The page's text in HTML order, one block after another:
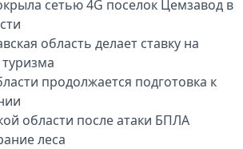
сетью 4G поселок Цемзавод в
область делает ставку на
продолжается подготовка к
области после атаки БПЛА
леса